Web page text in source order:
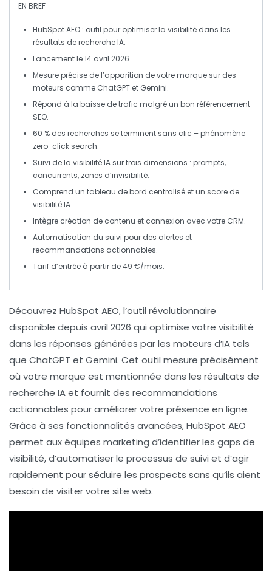
EN BREF
HubSpot AEO : outil pour optimiser la visibilité dans les
résultats de recherche IA.
Lancement le14 avril 2026.
Mesure précise de l’apparition de votre marque sur des
moteurs comme ChatGPT et Gemini.
Répond à la baisse detrafic malgré un bon référencement
SEO.
60 % des recherches se terminent sans clic – phénomène
zero-click search.
Suivi de la visibilité IA sur trois dimensions : prompts,
concurrents, zones d’invisibilité.
Comprend un tableau de bord centralisé et un score de
visibilité IA.
Intègre création de contenu et connexion avec votre CRM.
Automatisation du suivi pour des alertes et
recommandations actionnables.
Tarif d’entrée à partir de49 €/mois.
Découvrez HubSpot AEO, l’outil révolutionnaire
disponible depuis avril 2026 qui optimise votre visibilité
dans les réponses générées par les moteurs d’IA tels
que ChatGPT et Gemini. Cet outil mesure précisément
où votre marque est mentionnée dans les résultats de
recherche IA et fournit des recommandations
actionnables pour améliorer votre présence en ligne.
Grâce à ses fonctionnalités avancées, HubSpot AEO
permet aux équipes marketing d’identifier les gaps de
visibilité, d’automatiser le processus de suivi et d’agir
rapidement pour séduire les prospects sans qu’ils aient
besoin de visiter votre site web.